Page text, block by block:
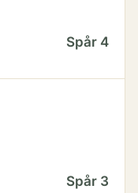
Spår 4
Spår 3